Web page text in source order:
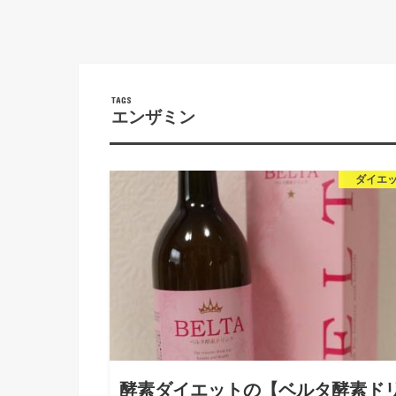
エンザミン
ダイエ
酵素ダイエットの【ベルタ酵素ド